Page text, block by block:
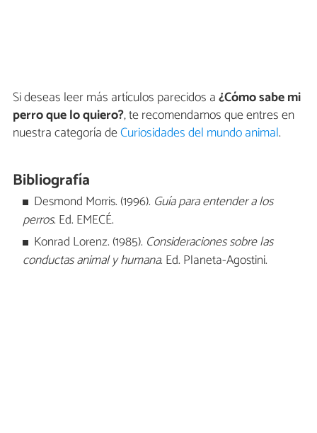
Si deseas leer más artículos parecidos a¿Cómo sabe mi
perro que lo quiero?, te recomendamos que entres en
nuestra categoría deCuriosidades del mundo animal.
Bibliografía
Desmond Morris. (1996). Guía para entender a los
perros. Ed. EMECÉ.
Konrad Lorenz. (1985). Consideraciones sobre las
conductas animal y humana. Ed. Planeta-Agostini.